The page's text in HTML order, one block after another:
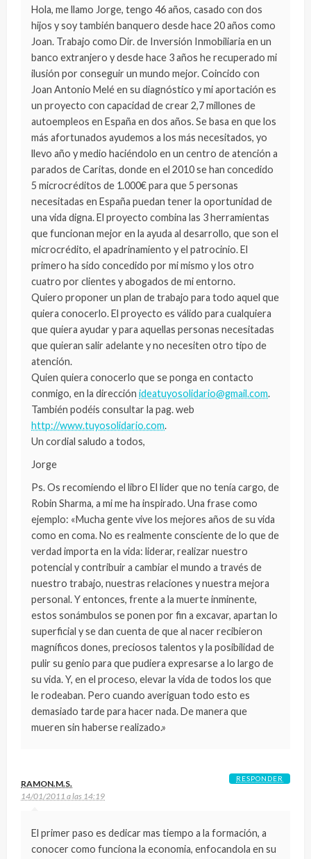
Hola, me llamo Jorge, tengo 46 años, casado con dos
hijos y soy también banquero desde hace 20 años como
Joan. Trabajo como Dir. de Inversión Inmobiliaria en un
banco extranjero y desde hace 3 años he recuperado mi
ilusión por conseguir un mundo mejor. Coincido con
Joan Antonio Melé en su diagnóstico y mi aportación es
un proyecto con capacidad de crear 2,7 millones de
autoempleos en España en dos años. Se basa en que los
más afortunados ayudemos a los más necesitados, yo
llevo año y medio haciéndolo en un centro de atención a
parados de Caritas, donde en el 2010 se han concedido
5 microcréditos de 1.000€ para que 5 personas
necesitadas en España puedan tener la oportunidad de
una vida digna. El proyecto combina las 3 herramientas
que funcionan mejor en la ayuda al desarrollo, que son el
microcrédito, el apadrinamiento y el patrocinio. El
primero ha sido concedido por mi mismo y los otro
cuatro por clientes y abogados de mi entorno.
Quiero proponer un plan de trabajo para todo aquel que
quiera conocerlo. El proyecto es válido para cualquiera
que quiera ayudar y para aquellas personas necesitadas
que quieran salir adelante y no necesiten otro tipo de
atención.
Quien quiera conocerlo que se ponga en contacto
conmigo, en la dirección ideatuyosolidario@gmail.com.
También podéis consultar la pag. web
http://www.tuyosolidario.com.
Un cordial saludo a todos,
Jorge
Ps. Os recomiendo el libro El lider que no tenía cargo, de
Robin Sharma, a mi me ha inspirado. Una frase como
ejemplo: «Mucha gente vive los mejores años de su vida
como en coma. No es realmente consciente de lo que de
verdad importa en la vida: liderar, realizar nuestro
potencial y contribuir a cambiar el mundo a través de
nuestro trabajo, nuestras relaciones y nuestra mejora
personal. Y entonces, frente a la muerte inminente,
estos sonámbulos se ponen por fin a excavar, apartan lo
superficial y se dan cuenta de que al nacer recibieron
magníficos dones, preciosos talentos y la posibilidad de
pulir su genio para que pudiera expresarse a lo largo de
su vida. Y, en el proceso, elevar la vida de todos los que
le rodeaban. Pero cuando averiguan todo esto es
demasiado tarde para hacer nada. De manera que
mueren sin haberse realizado.»
RAMON.M.S.
14/01/2011 a las 14:19
El primer paso es dedicar mas tiempo a la formación, a
conocer como funciona la economia, enfocandola en su
RESPONDER